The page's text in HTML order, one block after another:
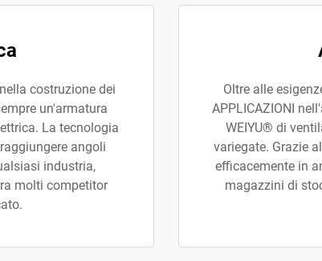
costruzione dei
un'armatura
La tecnologia
angoli
industria,
molti competitor
Oltre alle
APPLICAZIONI
WEIYU® di
variegate. Grazie
efficacemente in
magazzini di